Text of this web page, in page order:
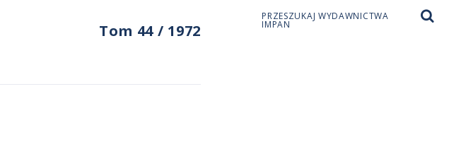
Tom 44 / 1972
PRZESZUKAJ WYDAWNICTWA
IMPAN